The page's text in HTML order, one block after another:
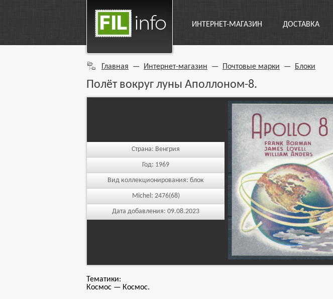
ИНТЕРНЕТ-МАГАЗИН ДОСТАВКА
Главная — Интернет-магазин — Почтовые марки — Блоки
Полёт вокруг луны Аполлоном-8.
Страна: Венгрия
Год: 1969
Вид коллекционирования: блок
Michel: 2476(68)
Дата добавления: 09.08.2023
Тематики:
Космос — Космос.